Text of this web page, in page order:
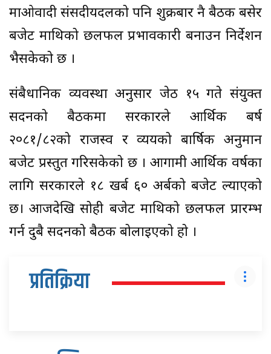
माओवादी संसदीयदलको पनि शुक्रबार नै बैठक बसेर
बजेट माथिको छलफल प्रभावकारी बनाउन निर्देशन
भैसकेको छ ।
संबैधानिक व्यवस्था अनुसार जेठ १५ गते संयुक्त
सदनको बैठकमा सरकारले आर्थिक बर्ष
२०८१/८२को राजस्व र व्ययको बार्षिक अनुमान
बजेट प्रस्तुत गरिसकेको छ । आगामी आर्थिक वर्षका
लागि सरकारले १८ खर्ब ६० अर्बको बजेट ल्याएको
छ। आजदेखि सोही बजेट माथिको छलफल प्रारम्भ
गर्न दुबै सदनको बैठक बोलाइएको हो ।
प्रतिक्रिया